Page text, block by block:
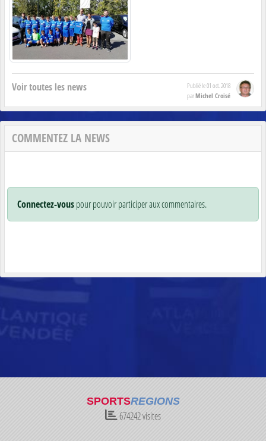
Voir toutes les news Publié le01 oct. 2018
parMichel Croisé
COMMENTEZ LA NEWS
Connectez-vouspour pouvoir participer aux commentaires.
SPORTSREGIONS
674242visites